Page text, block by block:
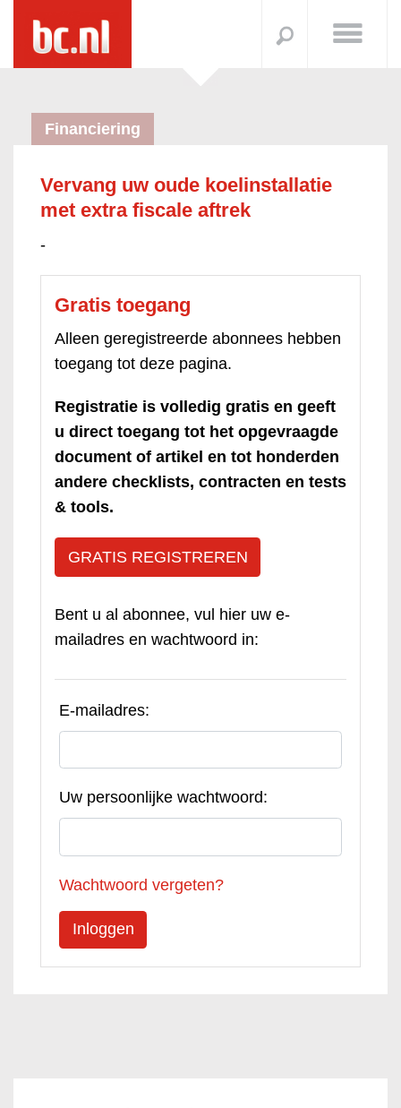
Financiering
Vervang uw oude koelinstallatie
met extra fiscale aftrek
-
Gratis toegang
Alleen geregistreerde abonnees hebben
toegang tot deze pagina.
Registratie is volledig gratis en geeft
u direct toegang tot het opgevraagde
document of artikel en tot honderden
andere checklists, contracten en tests
& tools.
GRATIS REGISTREREN
Bent u al abonnee, vul hier uw e-
mailadres en wachtwoord in:
E-mailadres:
Uw persoonlijke wachtwoord:
Wachtwoord vergeten?